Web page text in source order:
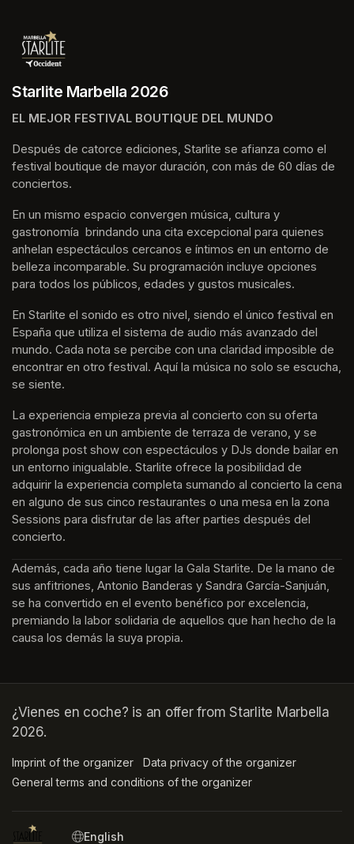
Starlite Marbella 2026
EL MEJOR FESTIVAL BOUTIQUE DEL MUNDO
Después de catorce ediciones, Starlite se afianza como el
festival boutique de mayor duración, con más de 60 días de
conciertos.
En un mismo espacio convergen música, cultura y
gastronomía  brindando una cita excepcional para quienes
anhelan espectáculos cercanos e íntimos en un entorno de
belleza incomparable. Su programación incluye opciones
para todos los públicos, edades y gustos musicales.
En Starlite el sonido es otro nivel, siendo el único festival en
España que utiliza el sistema de audio más avanzado del
mundo. Cada nota se percibe con una claridad imposible de
encontrar en otro festival. Aquí la música no solo se escucha,
se siente.
La experiencia empieza previa al concierto con su oferta
gastronómica en un ambiente de terraza de verano, y se
prolonga post show con espectáculos y DJs donde bailar en
un entorno inigualable. Starlite ofrece la posibilidad de
adquirir la experiencia completa sumando al concierto la cena
en alguno de sus cinco restaurantes o una mesa en la zona
Sessions para disfrutar de las after parties después del
concierto.
Además, cada año tiene lugar la Gala Starlite. De la mano de
sus anfitriones, Antonio Banderas y Sandra García-Sanjuán,
se ha convertido en el evento benéfico por excelencia,
premiando la labor solidaria de aquellos que han hecho de la
causa los demás la suya propia.
¿Vienes en coche? is an offer from Starlite Marbella
2026.
Imprint of the organizer (opens in a new tab)
Data privacy of the organizer
General terms and conditions of the organizer